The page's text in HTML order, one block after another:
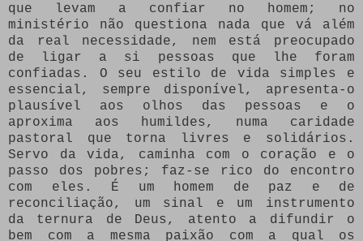
que levam a confiar no homem; no
ministério não questiona nada que vá além
da real necessidade, nem está preocupado
de ligar a si pessoas que lhe foram
confiadas. O seu estilo de vida simples e
essencial, sempre disponível, apresenta-o
plausível aos olhos das pessoas e o
aproxima aos humildes, numa caridade
pastoral que torna livres e solidários.
Servo da vida, caminha com o coração e o
passo dos pobres; faz-se rico do encontro
com eles. É um homem de paz e de
reconciliação, um sinal e um instrumento
da ternura de Deus, atento a difundir o
bem com a mesma paixão com a qual os